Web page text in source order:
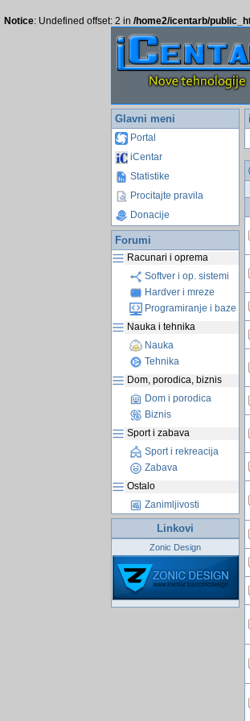
Notice: Undefined offset: 2 in /home2/icentarb/
Glavni meni
Portal
iCentar
Statistike
Procitajte pravila
Donacije
Forumi
Racunari i oprema
Softver i op. sistemi
Hardver i mreze
Programiranje i baze
Nauka i tehnika
Nauka
Tehnika
Dom, porodica, biznis
Dom i porodica
Biznis
Sport i zabava
Sport i rekreacija
Zabava
Ostalo
Zanimljivosti
Linkovi
Zonic Design